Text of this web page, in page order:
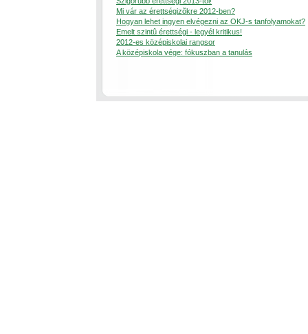
Mi vár az érettségizõkre 2012-ben?
Hogyan lehet ingyen elvégezni az OKJ-s tanfolyamokat?
Emelt szintû érettségi - legyél kritikus!
2012-es középiskolai rangsor
A középiskola vége: fókuszban a tanulás